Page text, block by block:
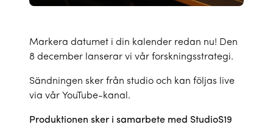
Markera datumet i din kalender redan nu! Den
8 december lanserar vi vår forskningsstrategi.
Sändningen sker från studio och kan följas live
via vår YouTube-kanal .
Produktionen sker i samarbete med StudioS19